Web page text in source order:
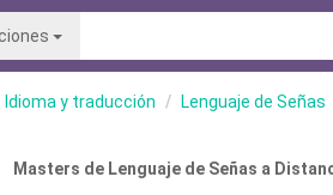
Idioma y traducción Lenguaje de Señas
Masters de Lenguaje de Señas a